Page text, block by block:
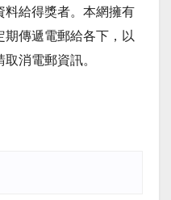
料給得獎者。本網擁有
傳遞電郵給各下，以
消電郵資訊。